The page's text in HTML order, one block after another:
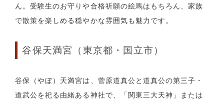
ん。受験生のお守りや合格祈願の絵馬はもちろん、家族
で散策を楽しめる穏やかな雰囲気も魅力です。
谷保天満宮（東京都・国立市）
谷保（やぼ）天満宮は、菅原道真公と道真公の第三子・
道武公を祀る由緒ある神社で、「関東三大天神」または